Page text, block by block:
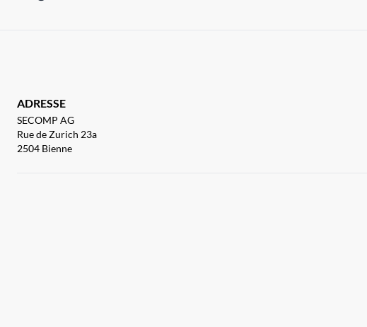
ADRESSE
SECOMP AG
Rue de Zurich 23a
2504 Bienne